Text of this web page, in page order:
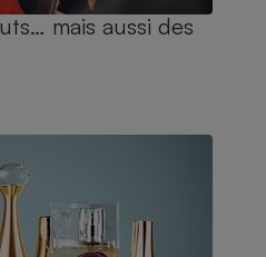
mais aussi des